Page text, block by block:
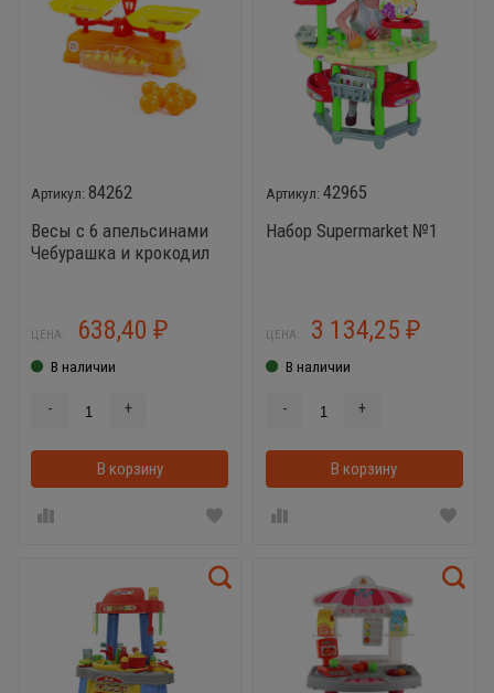
84262
Весы с 6 апельсинами
Чебурашка и крокодил
ЦЕНА: 638,40 ₽
В наличии
- +
В корзину В корзинке
42965
Набор Supermarket №1
ЦЕНА: 3 134,25₽
В наличии
- +
В корзину